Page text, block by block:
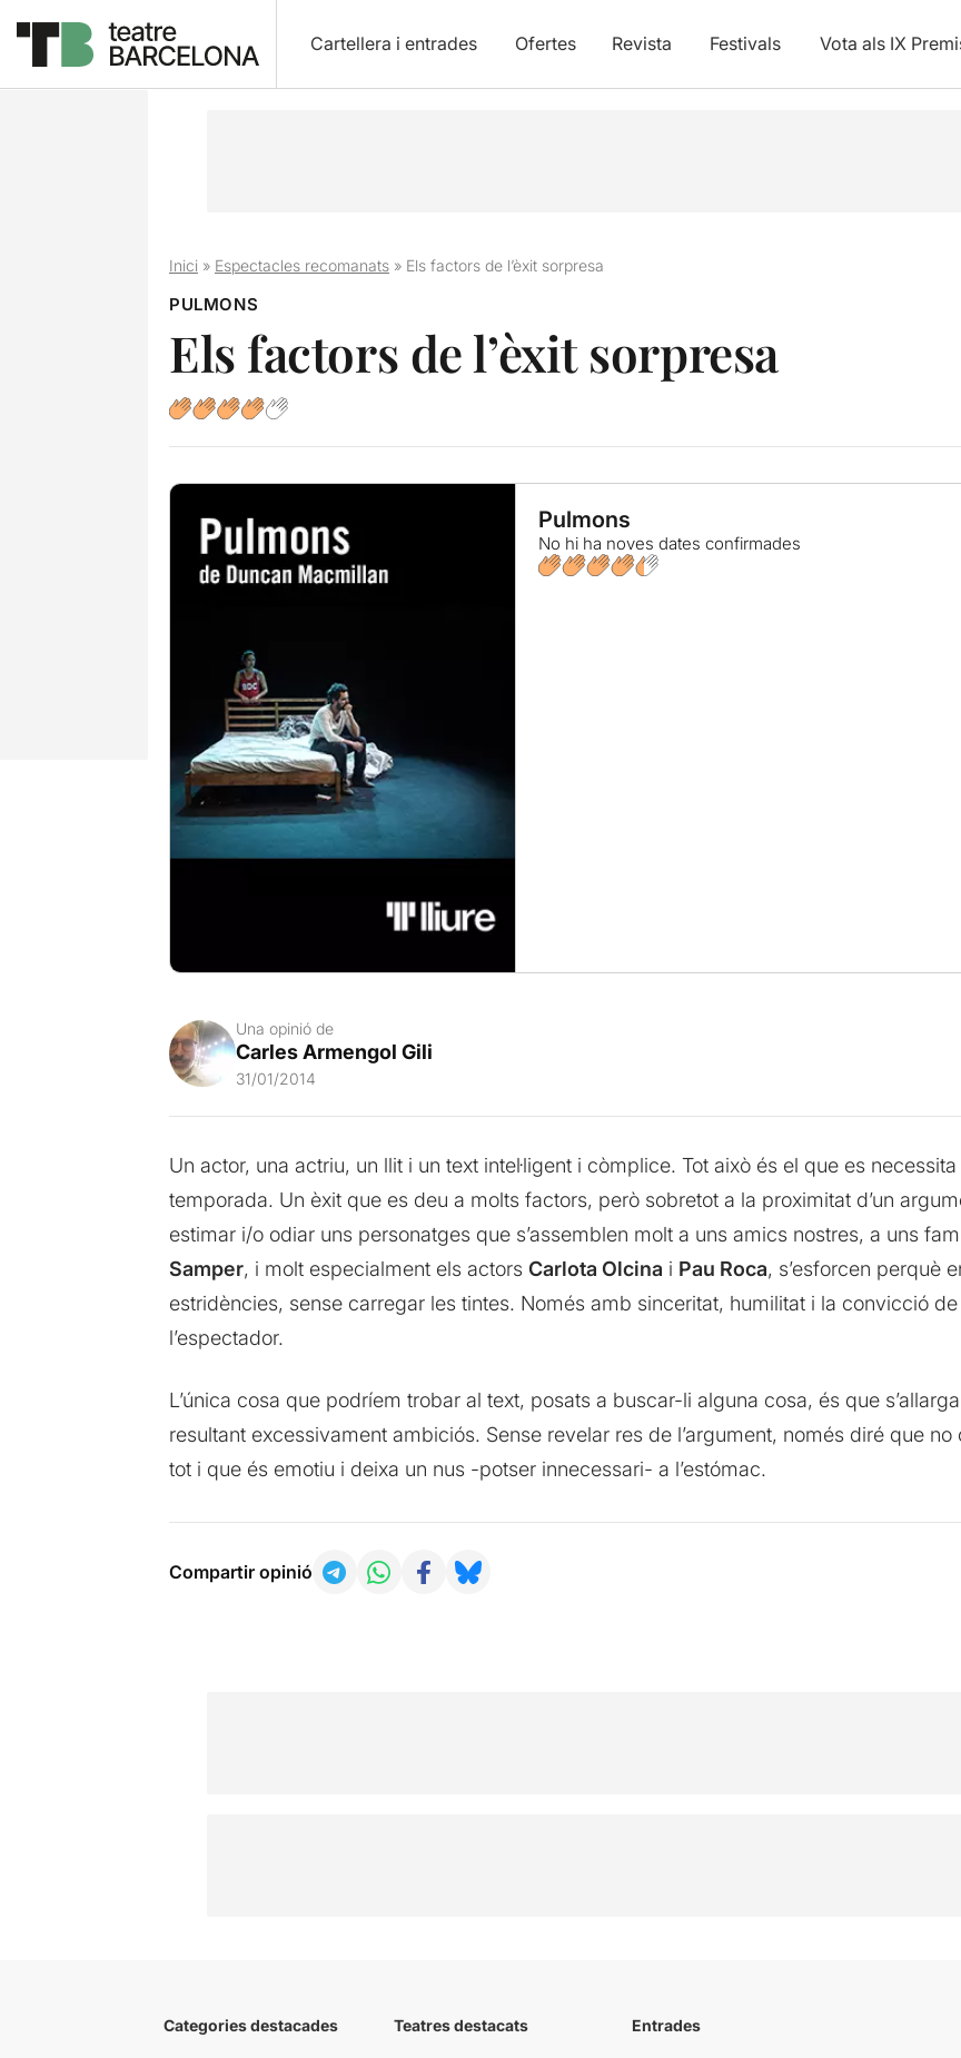
Cartellera i entrades Ofertes Revista Festivals Vota als IX
Inici» Espectacles recomanats» Els factors de l’èxit sorpresa
PULMONS
Els factors de l’èxit sorpresa
Pulmons
No hi ha noves dates confirmades
Una opinió de
Carles Armengol Gili
31/01/2014
Un actor, una actriu, un llit i un text intel·ligent i còmplice. Tot això és el que es
temporada. Un èxit que es deu a molts factors, però sobretot a la proximitat d’un
estimar i/o odiar uns personatges que s’assemblen molt a uns amics nostres, a uns
Samper, i molt especialment els actors Carlota Olcina i Pau Roca, s’esforcen perquè
estridències, sense carregar les tintes. Només amb sinceritat, humilitat i la convicció
l’espectador.
L’única cosa que podríem trobar al text, posats a buscar-li alguna cosa, és que
resultant excessivament ambiciós. Sense revelar res de l’argument, només diré que no
tot i que és emotiu i deixa un nus -potser innecessari- a l’estómac.
Compartir opinió
Categories destacades Teatres destacats Entrades